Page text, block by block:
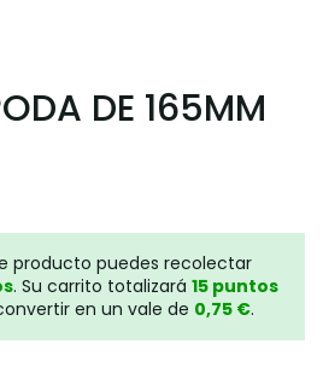
DE 165MM
producto puedes recolectar
. Su carrito totalizará 15 puntos
en un vale de 0,75 €.